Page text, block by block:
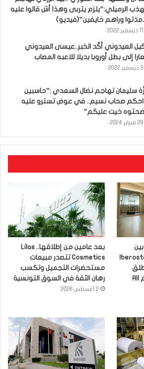
الرميلي:”يلزم يتربى وهذا أش قالوا عليه
وراهم خايفين”(فيديو)
العيدوني أكّد الخبر..عيسى العيدوني
إلى بطل أوروبا بديلا للاعبه المصاب
3 ديسمبر 2022
سليمان تهاجم نضال السعدي :”حاسبين
صحاب نسيم.. في عوض تسترو عليه
خيت عليكم”
29 فبراير 2024
Pilates Reformer بنظام All
بعد عامين من إطلاقها.. Lilas
Cosmetics تتصدر مبيعات
مستحضرات التجميل وتكسب
رهان الثقة في السوق التونسية
2 أغسطس 2026